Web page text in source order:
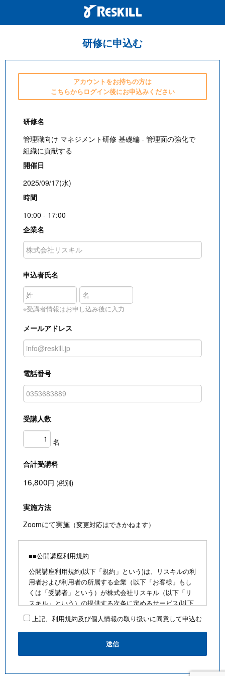
研修に申込む
アカウントをお持ちの方は
こちらからログイン後にお申込みください
研修名
管理職向け マネジメント研修 基礎編 - 管理面の強化で
組織に貢献する
開催日
2025/09/17(水)
時間
10:00 - 17:00
企業名
申込者氏名
※受講者情報はお申し込み後に入力
メールアドレス
電話番号
受講人数
名
合計受講料
16,800円 (税別)
実施方法
Zoomにて実施 （変更対応はできかねます）
■■公開講座利用規約
公開講座利用規約(以下「規約」という)は、リスキルの利
用者および利用者の所属する企業（以下「お客様」もし
くは「受講者」という）が株式会社リスキル（以下「リ
スキル」という）の提供する次条に定めるサービス(以下
「公開講座」という)を利用するにあたり、お客様に遵守
していただく事項を定めたものです。
■公開講座お申込みにあたって
・最少催行人数を満たさないなど合理的な事由がある場
とします
上記、利用規約及び個人情報の取り扱いに同意して申込む